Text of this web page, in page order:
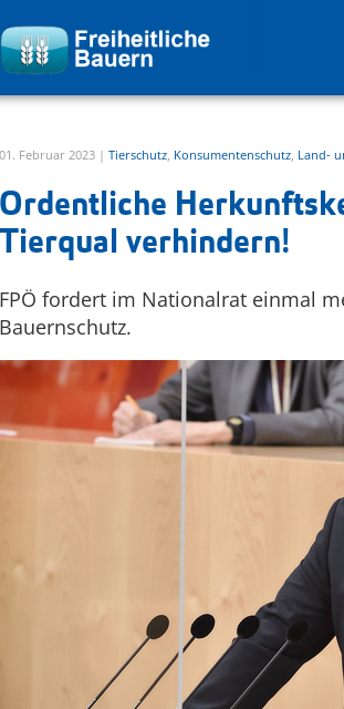
01. Februar 2023 | Tierschutz, Konsumentenschutz, Land-
Ordentliche
Tierqual verhindern!
FPÖ fordert im Nationalrat einmal
Bauernschutz.